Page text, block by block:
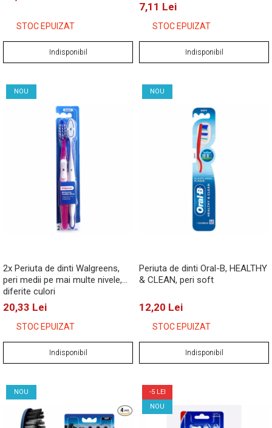
STOC EPUIZAT
Indisponibil
7,11 Lei
STOC EPUIZAT
Indisponibil
NOU
2x Periuta de dinti Walgreens,
peri medii pe mai multe nivele,
diferite culori
20,33 Lei
STOC EPUIZAT
Indisponibil
NOU
Periuta de dinti Oral-B, HEALTHY
& CLEAN, peri soft
12,20 Lei
STOC EPUIZAT
Indisponibil
NOU
-5 LEI
NOU